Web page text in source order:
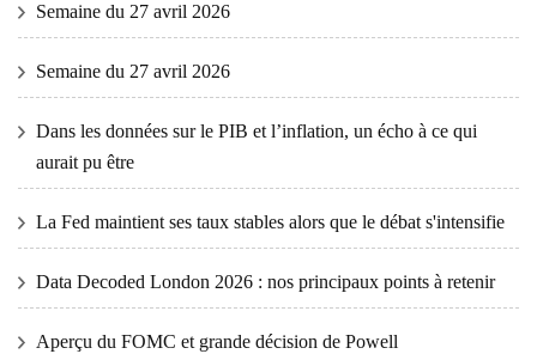
Semaine du 27 avril 2026
Semaine du 27 avril 2026
Dans les données sur le PIB et l’inflation, un écho à ce qui
aurait pu être
La Fed maintient ses taux stables alors que le débat s'intensifie
Data Decoded London 2026 : nos principaux points à retenir
Aperçu du FOMC et grande décision de Powell